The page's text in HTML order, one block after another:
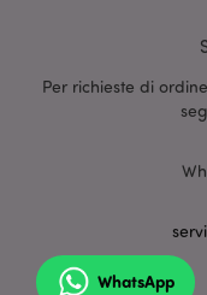
Per richieste di
WhatsApp
mage-cache-